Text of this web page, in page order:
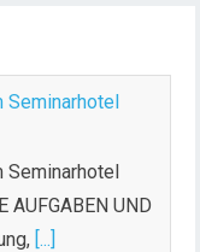
Seminarhotel
Seminarhotel
AUFGABEN UND
[...]